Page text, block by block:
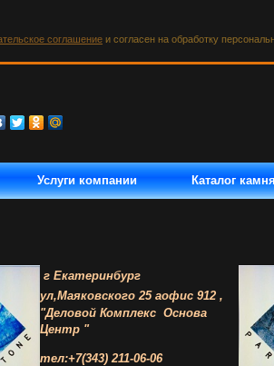
соглашение и согласен на обработку
Услуги компании Каталог
г Екатеринбург
ул,Маяковского 25 аофис 912 ,
"Деловой Комплекс Основа
Центр "
тел:+7(343) 211-06-06